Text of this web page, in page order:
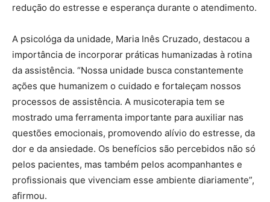
redução do estresse e esperança durante o atendimento.
A psicológa da unidade, Maria Inês Cruzado, destacou a
importância de incorporar práticas humanizadas à rotina
da assistência. “Nossa unidade busca constantemente
ações que humanizem o cuidado e fortaleçam nossos
processos de assistência. A musicoterapia tem se
mostrado uma ferramenta importante para auxiliar nas
questões emocionais, promovendo alívio do estresse, da
dor e da ansiedade. Os benefícios são percebidos não só
pelos pacientes, mas também pelos acompanhantes e
profissionais que vivenciam esse ambiente diariamente”,
afirmou.